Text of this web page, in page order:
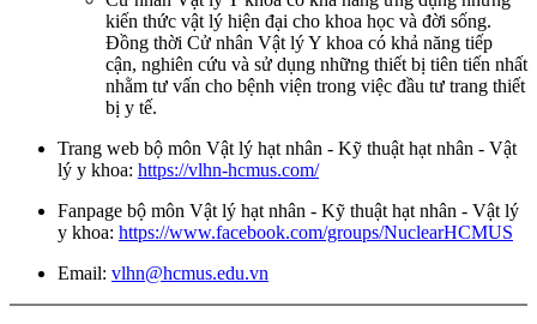
kiến thức vật lý hiện đại cho khoa học và đời sống.
Đồng thời Cử nhân Vật lý Y khoa có khả năng tiếp
cận, nghiên cứu và sử dụng những thiết bị tiên tiến nhất
nhằm tư vấn cho bệnh viện trong việc đầu tư trang thiết
bị y tế.
Trang web bộ môn Vật lý hạt nhân - Kỹ thuật hạt nhân - Vật
lý y khoa: https://vlhn-hcmus.com/
Fanpage bộ môn Vật lý hạt nhân - Kỹ thuật hạt nhân - Vật lý
y khoa: https://www.facebook.com/groups/NuclearHCMUS
Email: vlhn@hcmus.edu.vn